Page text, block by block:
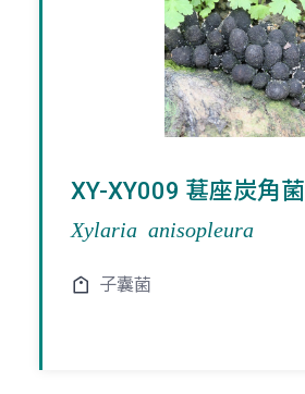
XY-XY009 葚座炭角菌
Xylaria anisopleura
子囊菌